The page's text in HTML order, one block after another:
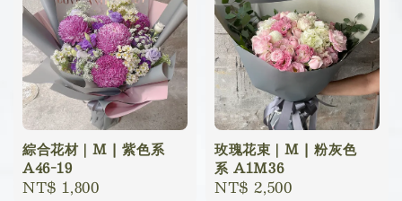
綜合花材｜M | 紫色系
A46-19
Regular
NT$ 1,800
玫瑰花束｜M | 粉灰色
系 A1M36
Regular
NT$ 2,500